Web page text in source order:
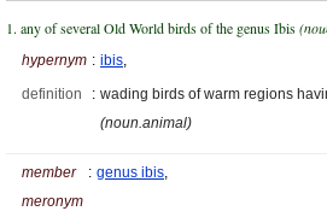
1. any of several Old World birds of the genus Ibis
hypernym : ibis,
definition
: wading birds of warm regions
(noun.animal)
member
meronym
: genus ibis,